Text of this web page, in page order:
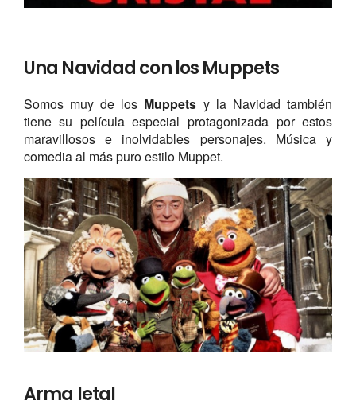
Una Navidad con los Muppets
Somos muy de los Muppets y la Navidad también
tiene su película especial protagonizada por estos
maravillosos e inolvidables personajes. Música y
comedia al más puro estilo Muppet.
Arma letal